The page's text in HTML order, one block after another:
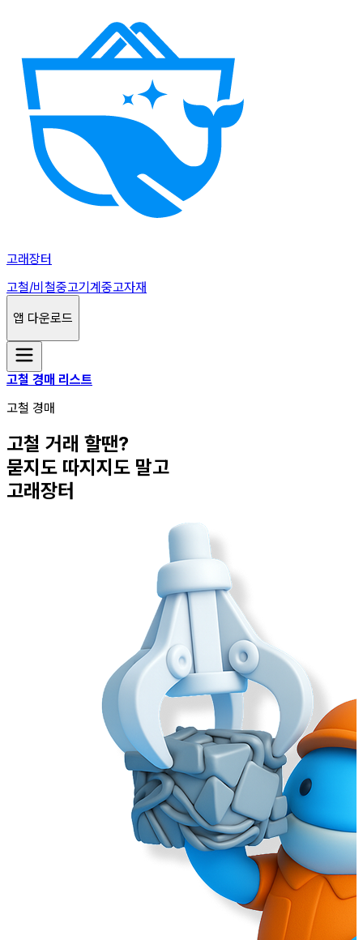
고래장터
고철/비철중고기계중고자재
앱 다운로드
고철 경매 리스트
고철 경매
고철 거래 할땐?
묻지도 따지지도 말고
고래장터